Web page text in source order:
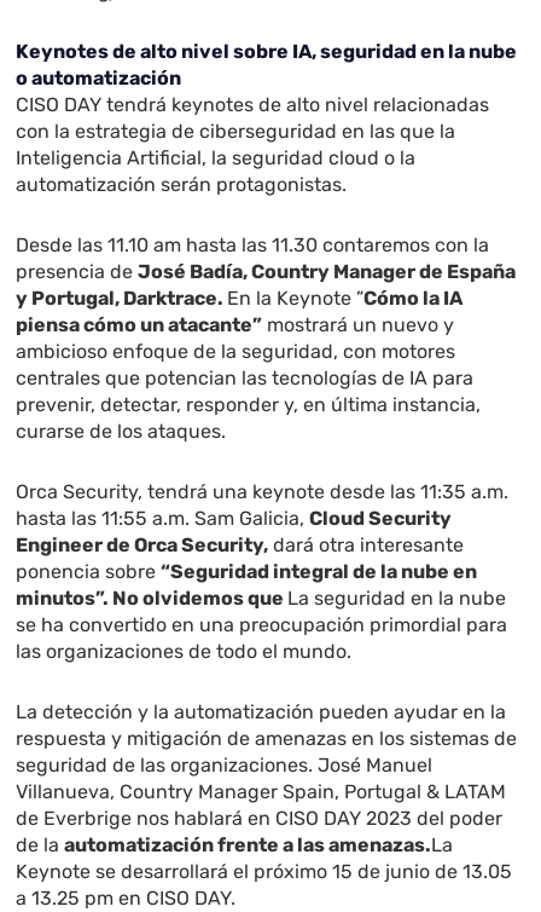
Keynotes de alto nivel sobre IA, seguridad en la nube
o automatización
CISO DAY tendrá keynotes de alto nivel relacionadas
con la estrategia de ciberseguridad en las que la
Inteligencia Artificial, la seguridad cloud o la
automatización serán protagonistas.
Desde las 11.10 am hasta las 11.30 contaremos con la
presencia deJosé Badía, Country Manager de España
y Portugal, Darktrace. En la Keynote ”Cómo la IA
piensa cómo un atacante” mostrará un nuevo y
ambicioso enfoque de la seguridad, con motores
centrales que potencian las tecnologías de IA para
prevenir, detectar, responder y, en última instancia,
curarse de los ataques.
Orca Security, tendrá una keynote desde las 11:35 a.m.
hasta las 11:55 a.m. Sam Galicia,Cloud Security
Engineer de Orca Security, dará otra interesante
ponencia sobre“Seguridad integral de la nube en
minutos”. No olvidemos que La seguridad en la nube
se ha convertido en una preocupación primordial para
las organizaciones de todo el mundo.
La detección y la automatización pueden ayudar en la
respuesta y mitigación de amenazas en los sistemas de
seguridad de las organizaciones. José Manuel
Villanueva, Country Manager Spain, Portugal & LATAM
de Everbrige nos hablará en CISO DAY 2023 del poder
de laautomatización frente a las amenazas.La
Keynote se desarrollará el próximo 15 de junio de 13.05
a 13.25 pm en CISO DAY.